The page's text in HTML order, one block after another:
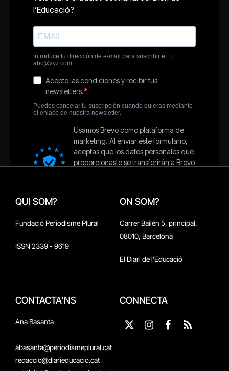
QUI SOM?
Fundació Periodisme Plural
ISSN 2339 - 9619
ON SOM?
Carrer Bailén 5, principal.
08010, Barcelona
El Diari de l'Educació
CONTACTA'NS
Ana Basanta
abasanta@periodismeplural.cat
redaccio@diarieducacio.cat
CONNECTA
X
Instagram
Facebook
RSS